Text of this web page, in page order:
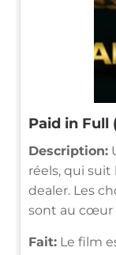
Paid in Full
Description:
réels, qui
dealer. Les
sont au cœur
Fait: Le film